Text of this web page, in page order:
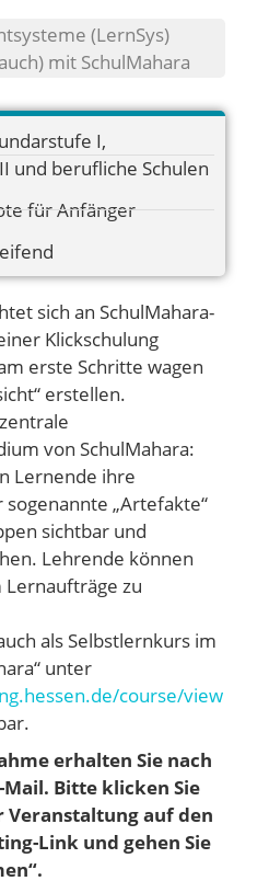
(LernSys)
mit SchulMahara
I,
und berufliche Schulen
für Anfänger
sich an SchulMahara-
Klickschulung
erste Schritte wagen
erstellen.
von SchulMahara:
Lernende ihre
„Artefakte“
sichtbar und
Lehrende können
zu
als Selbstlernkurs im
unter
course/view
erhalten Sie nach
Mail. Bitte klicken Sie
Veranstaltung auf den
Link und gehen Sie